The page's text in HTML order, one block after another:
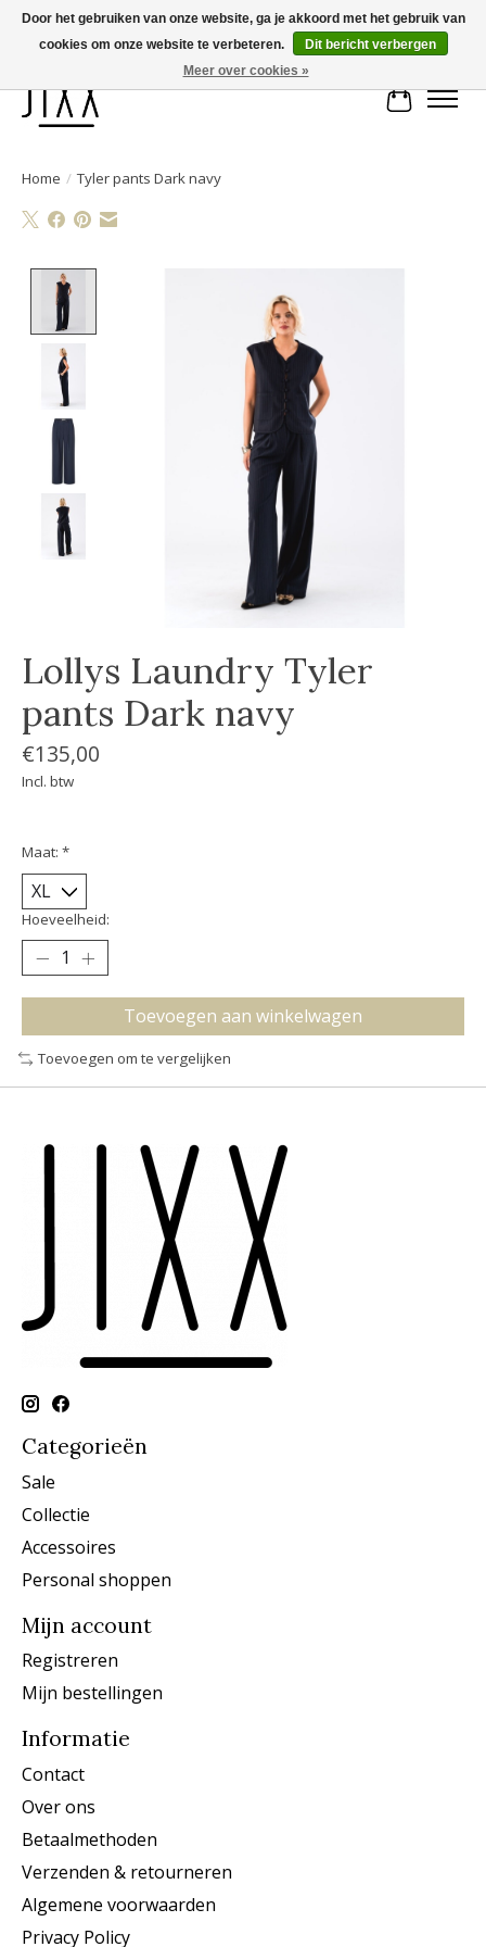
Voor 14.00 uur besteld, vandaag verstuurd | Gratis verzending vanaf € 75
Home / Tyler pants Dark navy
Lollys Laundry Tyler
pants Dark navy
€135,00
Incl. btw
Maat: *
Hoeveelheid:
Toevoegen aan winkelwagen
Toevoegen om te vergelijken
Categorieën
Sale
Collectie
Accessoires
Personal shoppen
Mijn account
Registreren
Mijn bestellingen
Informatie
Contact
Over ons
Betaalmethoden
Verzenden & retourneren
Algemene voorwaarden
Privacy Policy
Door het gebruiken van onze website, ga je akkoord met het gebruik van
cookies om onze website te verbeteren.
Dit bericht verbergen
Meer over cookies »